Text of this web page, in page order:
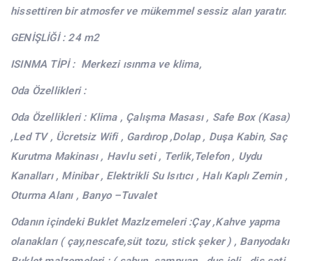
hissettiren bir atmosfer ve mükemmel sessiz alan yaratır.
GENİŞLİĞİ : 24 m2
ISINMA TİPİ : Merkezi ısınma ve klima,
Oda Özellikleri :
Oda Özellikleri : Klima , Çalışma Masası , Safe Box (Kasa)
,Led TV , Ücretsiz Wifi , Gardırop ,Dolap , Duşa Kabin, Saç
Kurutma Makinası , Havlu seti , Terlik,Telefon , Uydu
Kanalları , Minibar , Elektrikli Su Isıtıcı , Halı Kaplı Zemin ,
Oturma Alanı , Banyo –Tuvalet
Odanın içindeki Buklet Mazlzemeleri :Çay ,Kahve yapma
olanakları ( çay,nescafe,süt tozu, stick şeker ) , Banyodakı